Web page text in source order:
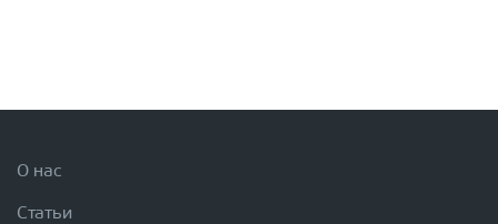
О нас
Статьи